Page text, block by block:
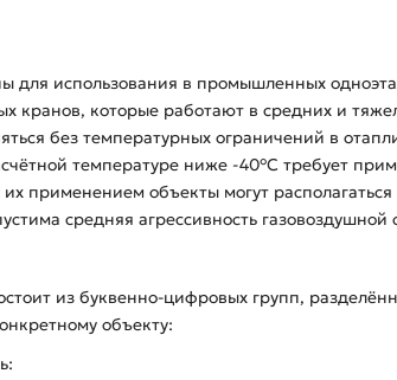
для использования в промышленных
кранов, которые работают в средних и
без температурных ограничений в
температуре ниже -40°С требует
применением объекты могут
средняя агрессивность газовоздушной
из буквенно-цифровых групп,
объекту: